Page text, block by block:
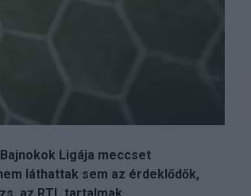
Ligája meccset
láthattak sem az érdeklődők,